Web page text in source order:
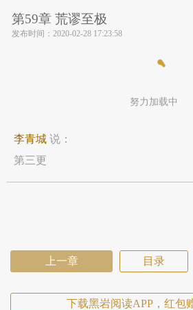
第59章 荒谬至极
发布时间： 2020-02-28 17:23:58
努力加载中
李青城 说：
第三更
上一章 目录
下载黑岩阅读APP，红包